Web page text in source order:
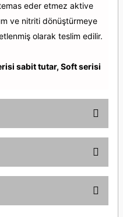
eder etmez aktive
ve nitriti dönüştürmeye
olarak teslim edilir.
sabit tutar, Soft serisi